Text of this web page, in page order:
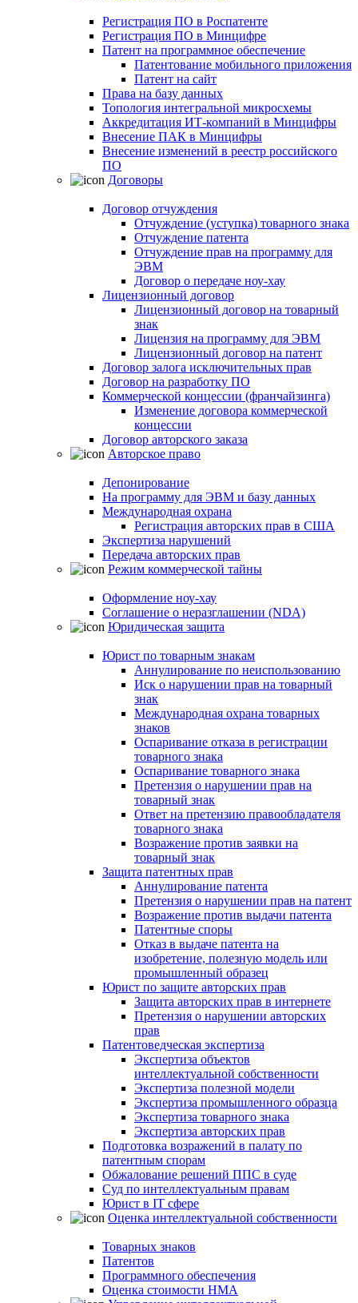
Регистрация ПО в Роспатенте
Регистрация ПО в Минцифре
Патент на программное обеспечение
Патентование мобильного приложения
Патент на сайт
Права на базу данных
Топология интегральной микросхемы
Аккредитация ИТ-компаний в Минцифры
Внесение ПАК в Минцифры
Внесение изменений в реестр российского
ПО
Договоры
Договор отчуждения
Отчуждение (уступка) товарного знака
Отчуждение патента
Отчуждение прав на программу для
ЭВМ
Договор о передаче ноу-хау
Лицензионный договор
Лицензионный договор на товарный
знак
Лицензия на программу для ЭВМ
Лицензионный договор на патент
Договор залога исключительных прав
Договор на разработку ПО
Коммерческой концессии (франчайзинга)
Изменение договора коммерческой
концессии
Договор авторского заказа
Авторское право
Депонирование
На программу для ЭВМ и базу данных
Международная охрана
Регистрация авторских прав в США
Экспертиза нарушений
Передача авторских прав
Режим коммерческой тайны
Оформление ноу-хау
Соглашение о неразглашении (NDA)
Юридическая защита
Юрист по товарным знакам
Аннулирование по неиспользованию
Иск о нарушении прав на товарный
знак
Международная охрана товарных
знаков
Оспаривание отказа в регистрации
товарного знака
Оспаривание товарного знака
Претензия о нарушении прав на
товарный знак
Ответ на претензию правообладателя
товарного знака
Возражение против заявки на
товарный знак
Защита патентных прав
Аннулирование патента
Претензия о нарушении прав на патент
Возражение против выдачи патента
Патентные споры
Отказ в выдаче патента на
изобретение, полезную модель или
промышленный образец
Юрист по защите авторских прав
Защита авторских прав в интернете
Претензия о нарушении авторских
прав
Патентоведческая экспертиза
Экспертиза объектов
интеллектуальной собственности
Экспертиза полезной модели
Экспертиза промышленного образца
Экспертиза товарного знака
Экспертиза авторских прав
Подготовка возражений в палату по
патентным спорам
Обжалование решений ППС в суде
Суд по интеллектуальным правам
Юрист в IT сфере
Оценка интеллектуальной собственности
Товарных знаков
Патентов
Программного обеспечения
Оценка стоимости НМА